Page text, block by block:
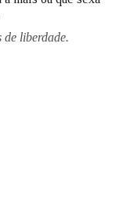
liberdade.